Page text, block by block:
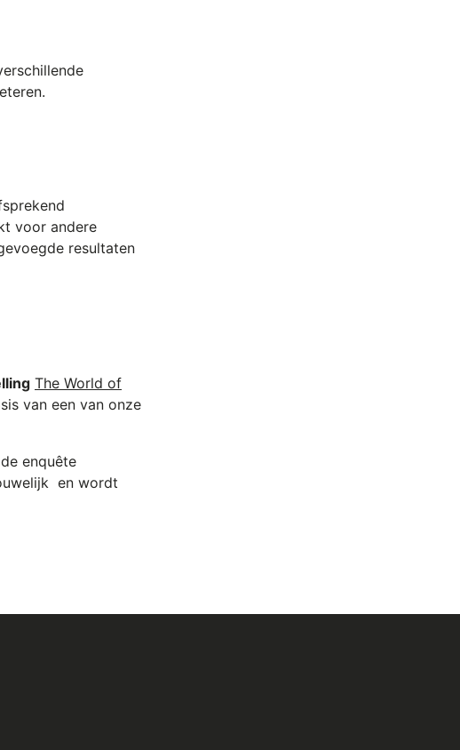
voor andere
resultaten
The World of
van een van onze
enquête
en wordt